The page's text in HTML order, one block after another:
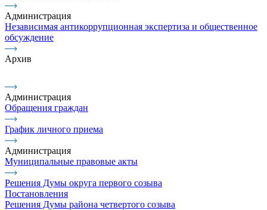
Администрация
Независимая антикоррупционная экспертиза и общественное
обсуждение
Архив
Администрация
Обращения граждан
График личного приема
Администрация
Муниципальные правовые акты
Решения Думы округа первого созыва
Постановления
Решения Думы района четвертого созыва